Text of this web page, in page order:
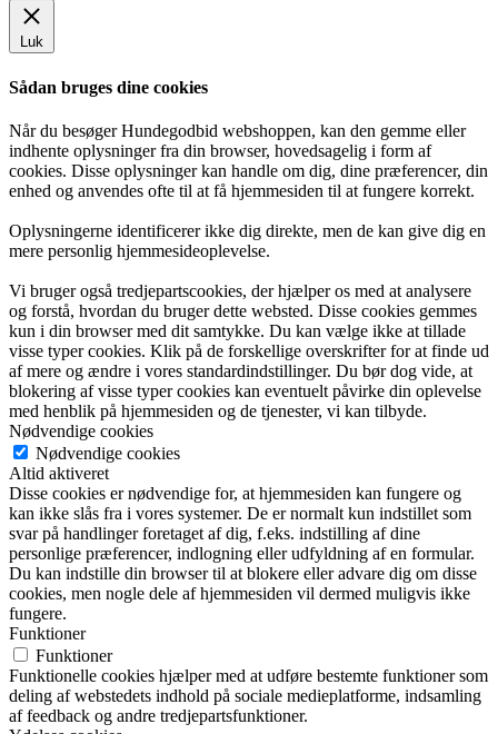
Luk
Sådan bruges dine cookies
Når du besøger Hundegodbid webshoppen, kan den gemme eller
indhente oplysninger fra din browser, hovedsagelig i form af
cookies. Disse oplysninger kan handle om dig, dine præferencer, din
enhed og anvendes ofte til at få hjemmesiden til at fungere korrekt.
Oplysningerne identificerer ikke dig direkte, men de kan give dig en
mere personlig hjemmesideoplevelse.
Vi bruger også tredjepartscookies, der hjælper os med at analysere
og forstå, hvordan du bruger dette websted. Disse cookies gemmes
kun i din browser med dit samtykke. Du kan vælge ikke at tillade
visse typer cookies. Klik på de forskellige overskrifter for at finde ud
af mere og ændre i vores standardindstillinger. Du bør dog vide, at
blokering af visse typer cookies kan eventuelt påvirke din oplevelse
med henblik på hjemmesiden og de tjenester, vi kan tilbyde.
Nødvendige cookies
Nødvendige cookies
Altid aktiveret
Disse cookies er nødvendige for, at hjemmesiden kan fungere og
kan ikke slås fra i vores systemer. De er normalt kun indstillet som
svar på handlinger foretaget af dig, f.eks. indstilling af dine
personlige præferencer, indlogning eller udfyldning af en formular.
Du kan indstille din browser til at blokere eller advare dig om disse
cookies, men nogle dele af hjemmesiden vil dermed muligvis ikke
fungere.
Funktioner
Funktioner
Funktionelle cookies hjælper med at udføre bestemte funktioner som
deling af webstedets indhold på sociale medieplatforme, indsamling
af feedback og andre tredjepartsfunktioner.